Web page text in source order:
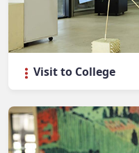
Visit to College